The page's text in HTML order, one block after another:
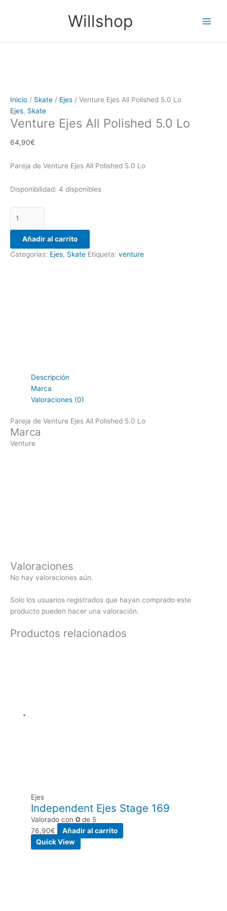
Willshop
Inicio / Skate / Ejes / Venture Ejes All Polished 5.0 Lo
Ejes, Skate
Venture Ejes All Polished 5.0 Lo
64,90€
Pareja de Venture Ejes All Polished 5.0 Lo
Disponibilidad: 4 disponibles
Añadir al carrito
Categorías: Ejes, Skate Etiqueta: venture
Descripción
Marca
Valoraciones (0)
Pareja de Venture Ejes All Polished 5.0 Lo
Marca
Venture
Valoraciones
No hay valoraciones aún.
Solo los usuarios registrados que hayan comprado este
producto pueden hacer una valoración.
Productos relacionados
Ejes
Independent Ejes Stage 169
Valorado con0 de 5
76,90€
Añadir al carrito
Quick View